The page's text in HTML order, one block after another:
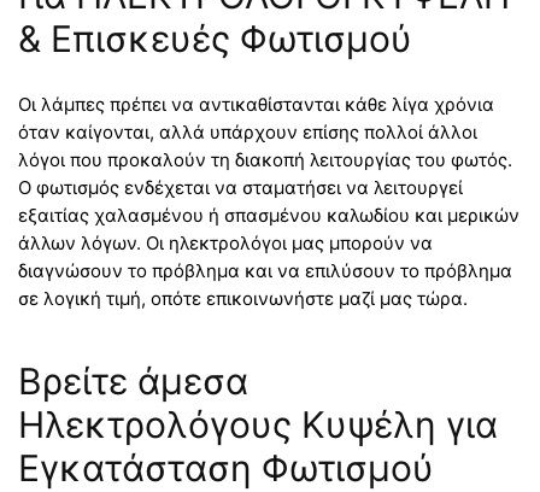
& Επισκευές Φωτισμού
Οι λάμπες πρέπει να αντικαθίστανται κάθε λίγα χρόνια
όταν καίγονται, αλλά υπάρχουν επίσης πολλοί άλλοι
λόγοι που προκαλούν τη διακοπή λειτουργίας του φωτός.
Ο φωτισμός ενδέχεται να σταματήσει να λειτουργεί
εξαιτίας χαλασμένου ή σπασμένου καλωδίου και μερικών
άλλων λόγων. Οι ηλεκτρολόγοι μας μπορούν να
διαγνώσουν το πρόβλημα και να επιλύσουν το πρόβλημα
σε λογική τιμή, οπότε επικοινωνήστε μαζί μας τώρα.
Βρείτε άμεσα
Ηλεκτρολόγους Κυψέλη για
Εγκατάσταση Φωτισμού